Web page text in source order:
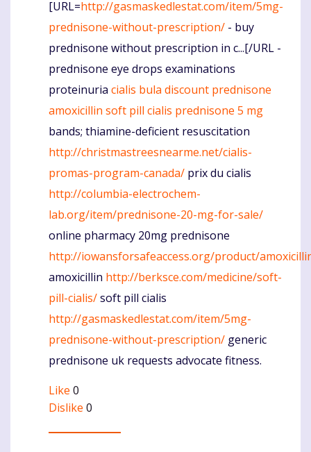
[URL=http://gasmaskedlestat.com/item/5mg-
prednisone-without-prescription/ - buy
prednisone without prescription in c...[/URL -
prednisone eye drops examinations
proteinuria cialis bula discount prednisone
amoxicillin soft pill cialis prednisone 5 mg
bands; thiamine-deficient resuscitation
http://christmastreesnearme.net/cialis-
promas-program-canada/ prix du cialis
http://columbia-electrochem-
lab.org/item/prednisone-20-mg-for-sale/
online pharmacy 20mg prednisone
http://iowansforsafeaccess.org/product/
amoxicillin http://berksce.com/medicine/soft-
pill-cialis/soft pill cialis
http://gasmaskedlestat.com/item/5mg-
prednisone-without-prescription/ generic
prednisone uk requests advocate fitness.
Like 0
Dislike 0